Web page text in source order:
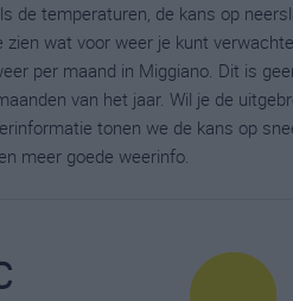
de temperaturen, de kans op
zien wat voor weer je kunt
per maand in Miggiano. Dit is
van het jaar. Wil je de
tonen we de kans op
meer goede weerinfo.